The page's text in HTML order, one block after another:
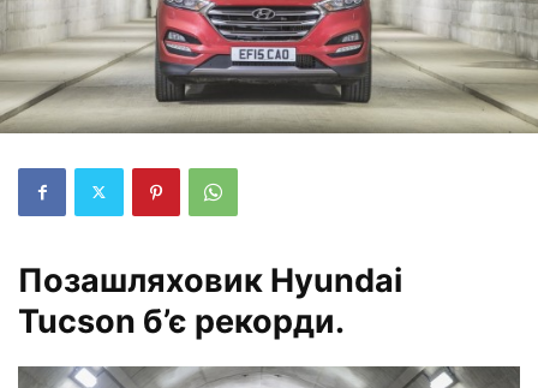
Позашляховик Hyundai
Tucson б’є рекорди.